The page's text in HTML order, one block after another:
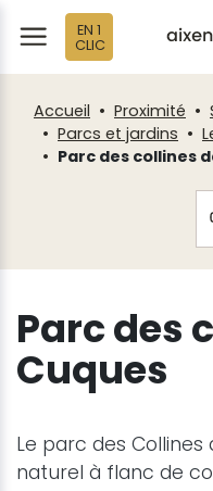
EN 1
CLIC
Accueil Proximité
Parcs et jardins
Parc des collines
Parc des
Cuques
Le parc des
naturel à flanc de
Fenêtre
de
chat
Panneau de gestion des